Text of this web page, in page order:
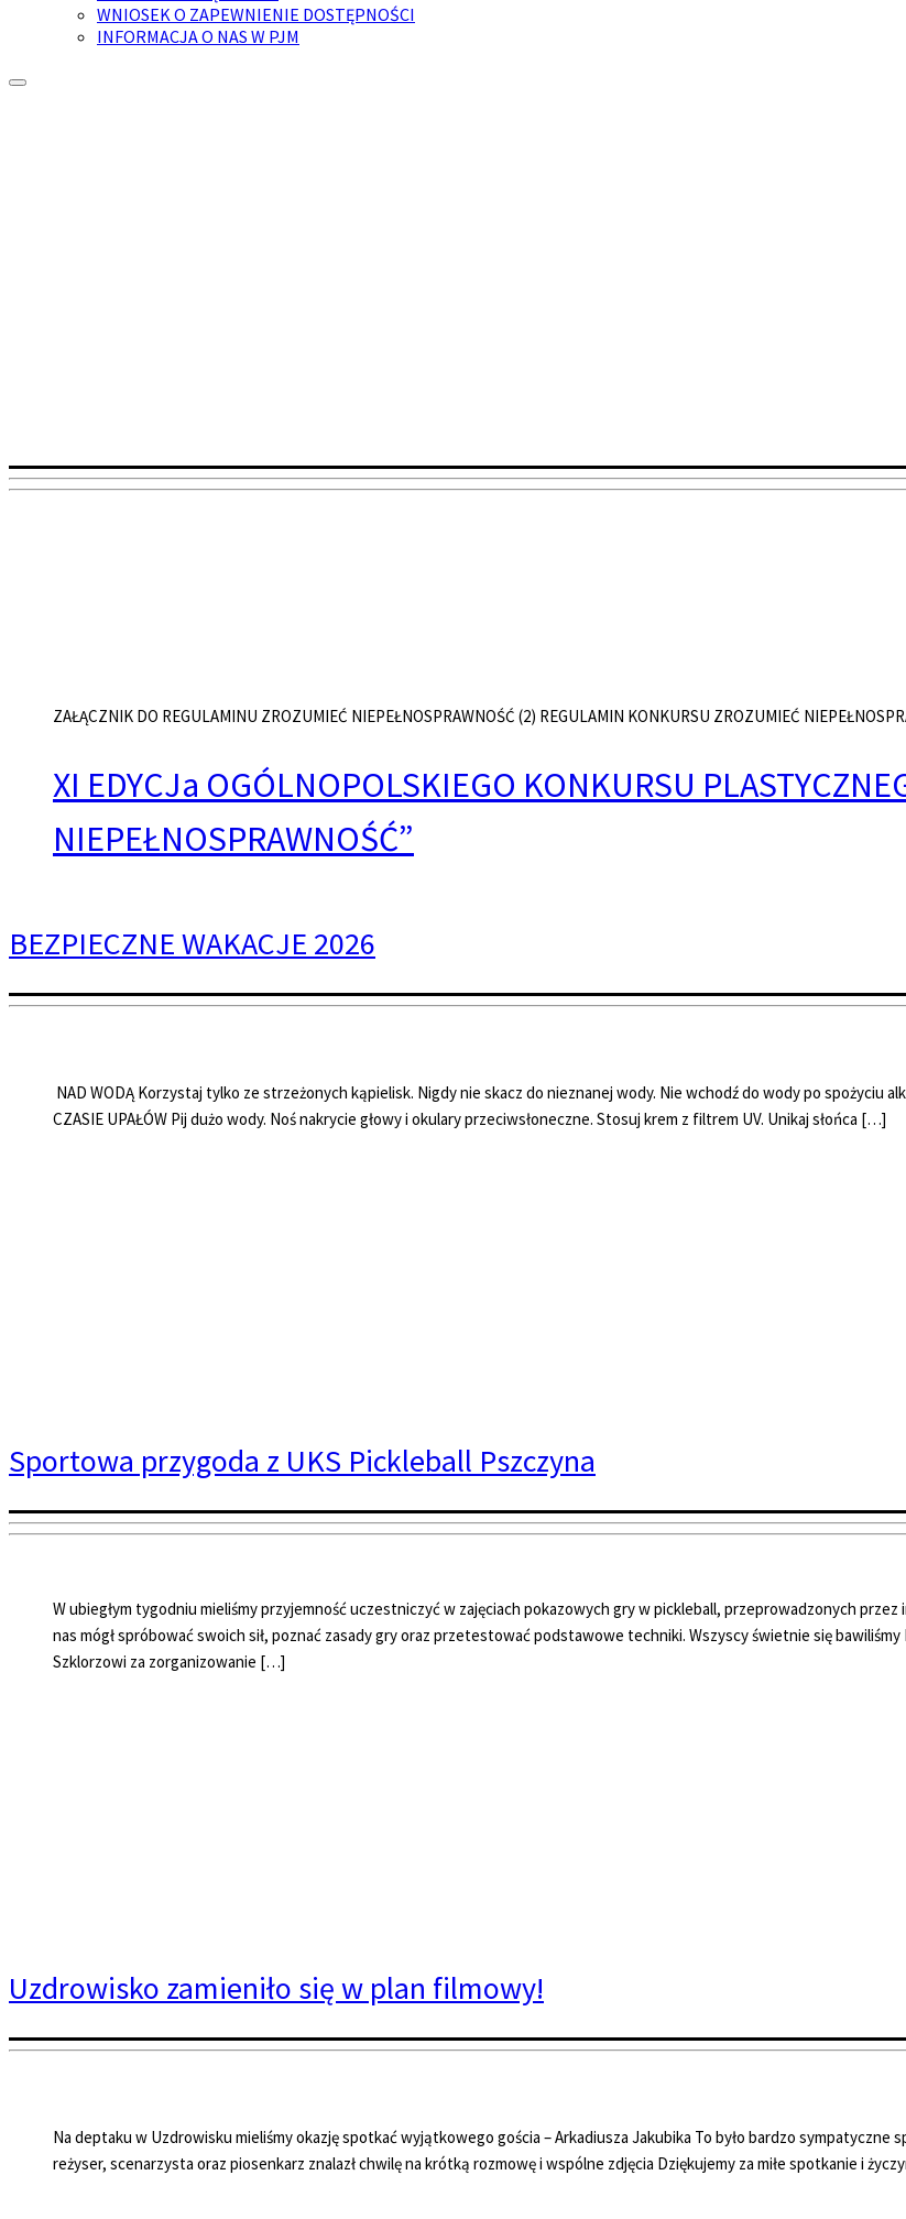
WNIOSEK O ZAPEWNIENIE DOSTĘPNOŚCI
INFORMACJA O NAS W PJM
ZAŁĄCZNIK DO REGULAMINU ZROZUMIEĆ NIEPEŁNOSPRAWNOŚĆ (2) REGULAMIN KONKURSU ZROZUMIEĆ
XI EDYCJa OGÓLNOPOLSKIEGO KONKURSU
NIEPEŁNOSPRAWNOŚĆ”
NAD WODĄ Korzystaj tylko ze strzeżonych kąpielisk. Nigdy nie skacz do nieznanej wody. Nie wchodź do wody po spożyciu
CZASIE UPAŁÓW Pij dużo wody. Noś nakrycie głowy i okulary przeciwsłoneczne. Stosuj krem z filtrem UV. Unikaj słońca […]
BEZPIECZNE WAKACJE 2026
W ubiegłym tygodniu mieliśmy przyjemność uczestniczyć w zajęciach pokazowych gry w pickleball, przeprowadzonych
nas mógł spróbować swoich sił, poznać zasady gry oraz przetestować podstawowe techniki. Wszyscy świetnie się
Szklorzowi za zorganizowanie […]
Sportowa przygoda z UKS Pickleball Pszczyna
Na deptaku w Uzdrowisku mieliśmy okazję spotkać wyjątkowego gościa – Arkadiusza Jakubika To było bardzo
reżyser, scenarzysta oraz piosenkarz znalazł chwilę na krótką rozmowę i wspólne zdjęcia Dziękujemy za miłe spotkanie i
Uzdrowisko zamieniło się w plan filmowy!